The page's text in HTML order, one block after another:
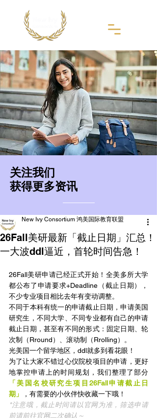
​关注我们
获得更多资讯
26Fall美研最新「截止日期」汇总！
一大波ddl逼近，首轮时间告急！
New Ivy Consortium 鸿美国际教育联盟
26Fall美研申请已经正式开始！全美多所大学
都公布了申请要求+Deadline（截止日期），
不少专业项目相比去年有变动调整。
不同于本科有统一的申请截止日期，申请美国
研究生，不同大学、不同专业都有自己的申请
截止日期，甚至有不同的形式：固定日期、轮
次制（Rround）、滚动制（Rrolling）。
光美国一个留学地区，ddl就多到看花眼！
为了让大家不错过心仪院校项目的申请，更好
地掌控申请上的时间规划，我们整理了部分
「美国名校研究生项目26Fall申请截止日
期」
，有需要的小伙伴快收藏一下哦！
*注意哦，截止时间请以官网为准，筛选申请
前请前往官网二次确认～